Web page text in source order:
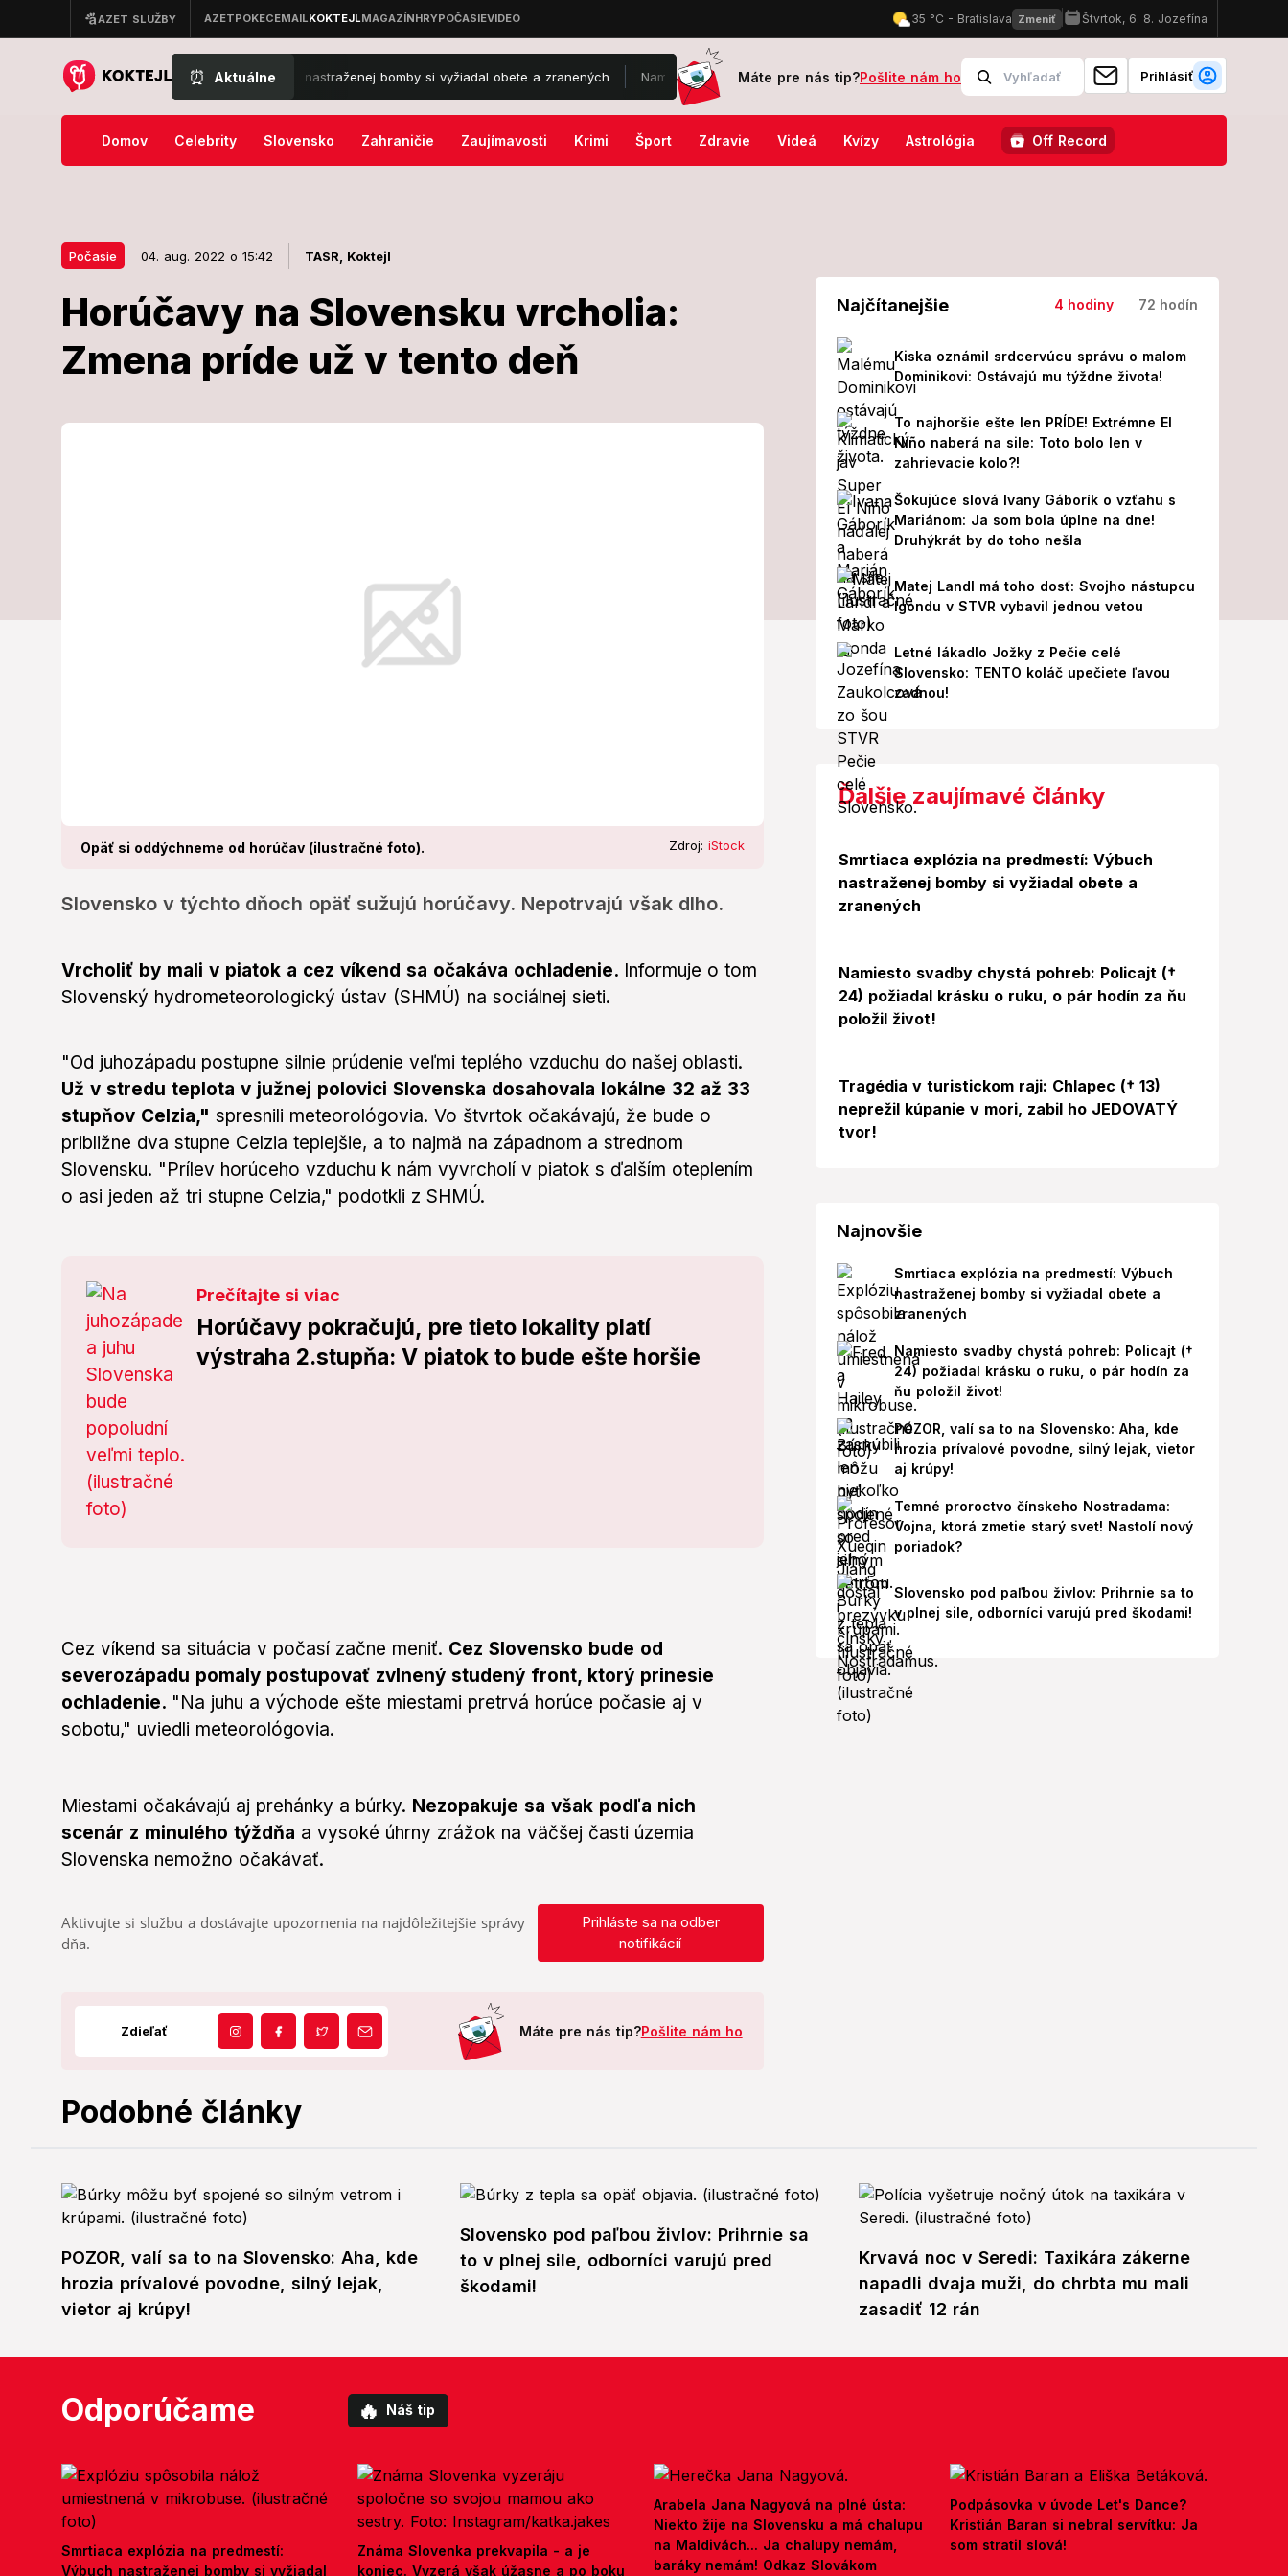
⏰ Aktuálne
explózia na predmestí: Výbuch nastraženej bomby si vyžiadal obete a zranených Namiesto svadby chystá pohreb: Policajt († 24) požiadal krásku o ruku, o pár hodín za ňu položil život!
Máte pre nás tip?Pošlite nám ho Prihlásiť
Domov Celebrity Slovensko Zahraničie Zaujímavosti Krimi Šport Zdravie Videá Kvízy Astrológia Off Record
Počasie 04. aug. 2022 o 15:42 TASR, Koktejl
Horúčavy na Slovensku vrcholia:
Zmena príde už v tento deň
Opäť si oddýchneme od horúčav (ilustračné foto). Zdroj: iStock
Slovensko v týchto dňoch opäť sužujú horúčavy. Nepotrvajú však dlho.
Horúčavy na Slovensku
Slovensko v týchto dňoch opäť sužujú horúčavy. Nepotrvajú však dlho.
Vrcholiť by mali v piatok a cez víkend sa očakáva ochladenie. Informuje o tom
Slovenský hydrometeorologický ústav (SHMÚ) na sociálnej sieti.
"Od juhozápadu postupne silnie prúdenie veľmi teplého vzduchu do našej oblasti.
Už v stredu teplota v južnej polovici Slovenska dosahovala lokálne 32 až 33
stupňov Celzia," spresnili meteorológovia. Vo štvrtok očakávajú, že bude o
približne dva stupne Celzia teplejšie, a to najmä na západnom a strednom
Slovensku. "Prílev horúceho vzduchu k nám vyvrcholí v piatok s ďalším oteplením
o asi jeden až tri stupne Celzia," podotkli z SHMÚ.
Prečítajte si viac
Horúčavy pokračujú, pre tieto lokality platí
výstraha 2.stupňa: V piatok to bude ešte horšie
Cez víkend sa situácia v počasí začne meniť. Cez Slovensko bude od
severozápadu pomaly postupovať zvlnený studený front, ktorý prinesie
ochladenie. "Na juhu a východe ešte miestami pretrvá horúce počasie aj v
sobotu," uviedli meteorológovia.
Miestami očakávajú aj prehánky a búrky. Nezopakuje sa však podľa nich
scenár z minulého týždňa a vysoké úhrny zrážok na väčšej časti územia
Slovenska nemožno očakávať.
Aktivujte si službu a dostávajte upozornenia na najdôležitejšie správy
dňa.
Prihláste sa na odber
notifikácií
Zdieľať Máte pre nás tip?Pošlite nám ho
Najčítanejšie 4 hodiny 72 hodín
Kiska oznámil srdcervúcu správu o malom
Dominikovi: Ostávajú mu týždne života!
To najhoršie ešte len PRÍDE! Extrémne El
Niño naberá na sile: Toto bolo len v
zahrievacie kolo?!
Šokujúce slová Ivany Gáborík o vzťahu s
Mariánom: Ja som bola úplne na dne!
Druhýkrát by do toho nešla
Matej Landl má toho dosť: Svojho nástupcu
Igondu v STVR vybavil jednou vetou
Letné lákadlo Jožky z Pečie celé
Slovensko: TENTO koláč upečiete ľavou
zadnou!
Ďalšie zaujímavé články
Smrtiaca explózia na predmestí: Výbuch
nastraženej bomby si vyžiadal obete a
zranených
Namiesto svadby chystá pohreb: Policajt (†
24) požiadal krásku o ruku, o pár hodín za ňu
položil život!
Tragédia v turistickom raji: Chlapec († 13)
neprežil kúpanie v mori, zabil ho JEDOVATÝ
tvor!
Najnovšie
Smrtiaca explózia na predmestí: Výbuch
nastraženej bomby si vyžiadal obete a
zranených
Namiesto svadby chystá pohreb: Policajt (†
24) požiadal krásku o ruku, o pár hodín za
ňu položil život!
POZOR, valí sa to na Slovensko: Aha, kde
hrozia prívalové povodne, silný lejak, vietor
aj krúpy!
Temné proroctvo čínskeho Nostradama:
Vojna, ktorá zmetie starý svet! Nastolí nový
poriadok?
Slovensko pod paľbou živlov: Prihrnie sa to
v plnej sile, odborníci varujú pred škodami!
Podobné články
POZOR, valí sa to na Slovensko: Aha, kde
hrozia prívalové povodne, silný lejak,
vietor aj krúpy!
Slovensko pod paľbou živlov: Prihrnie sa
to v plnej sile, odborníci varujú pred
škodami!
Krvavá noc v Seredi: Taxikára zákerne
napadli dvaja muži, do chrbta mu mali
zasadiť 12 rán
Odporúčame 🔥 Náš tip
Smrtiaca explózia na predmestí:
Výbuch nastraženej bomby si vyžiadal
Známa Slovenka prekvapila - a je
koniec. Vyzerá však úžasne a po boku
Arabela Jana Nagyová na plné ústa:
Niekto žije na Slovensku a má chalupu
na Maldivách... Ja chalupy nemám,
baráky nemám! Odkaz Slovákom
Podpásovka v úvode Let's Dance?
Kristián Baran si nebral servítku: Ja
som stratil slová!